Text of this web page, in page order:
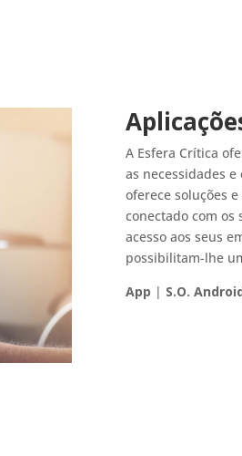
A Esfera Crítica
as necessidades
oferece soluções
conectado com
acesso aos seus
possibilitam-lhe
App | S.O.